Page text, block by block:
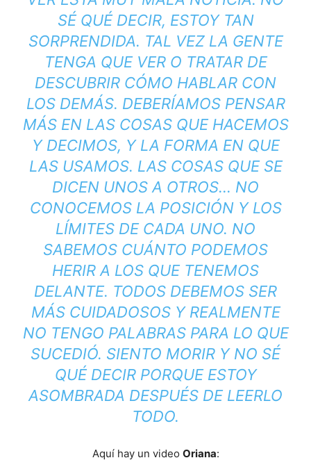
SÉ QUÉ DECIR, ESTOY TAN
SORPRENDIDA. TAL VEZ LA GENTE
TENGA QUE VER O TRATAR DE
DESCUBRIR CÓMO HABLAR CON
LOS DEMÁS. DEBERÍAMOS PENSAR
MÁS EN LAS COSAS QUE HACEMOS
Y DECIMOS, Y LA FORMA EN QUE
LAS USAMOS. LAS COSAS QUE SE
DICEN UNOS A OTROS… NO
CONOCEMOS LA POSICIÓN Y LOS
LÍMITES DE CADA UNO. NO
SABEMOS CUÁNTO PODEMOS
HERIR A LOS QUE TENEMOS
DELANTE. TODOS DEBEMOS SER
MÁS CUIDADOSOS Y REALMENTE
NO TENGO PALABRAS PARA LO QUE
SUCEDIÓ. SIENTO MORIR Y NO SÉ
QUÉ DECIR PORQUE ESTOY
ASOMBRADA DESPUÉS DE LEERLO
TODO.
Aquí hay un video Oriana: